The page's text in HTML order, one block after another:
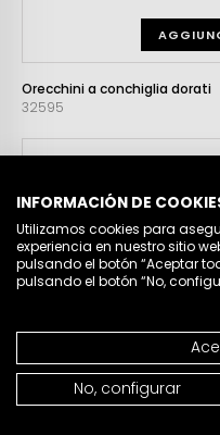
Orecchini a conchiglia dorati
32595
INFORMACIÓN DE
Utilizamos cookies para
experiencia en nuestro sitio
pulsando el botón “Aceptar
pulsando el botón “No,
No, configurar